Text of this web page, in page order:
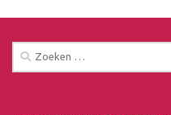
Zoeken
naar: